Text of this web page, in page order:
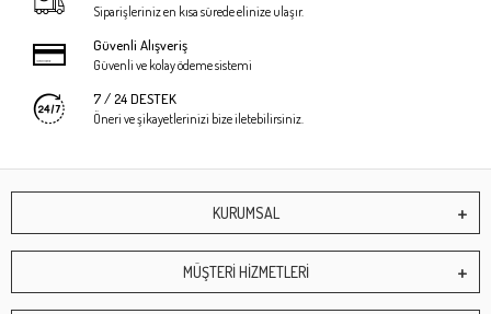
Siparişleriniz en kısa sürede elinize ulaşır.
Güvenli Alışveriş
Güvenli ve kolay ödeme sistemi
7 / 24 DESTEK
Öneri ve şikayetlerinizi bize iletebilirsiniz.
KURUMSAL
MÜŞTERİ HİZMETLERİ